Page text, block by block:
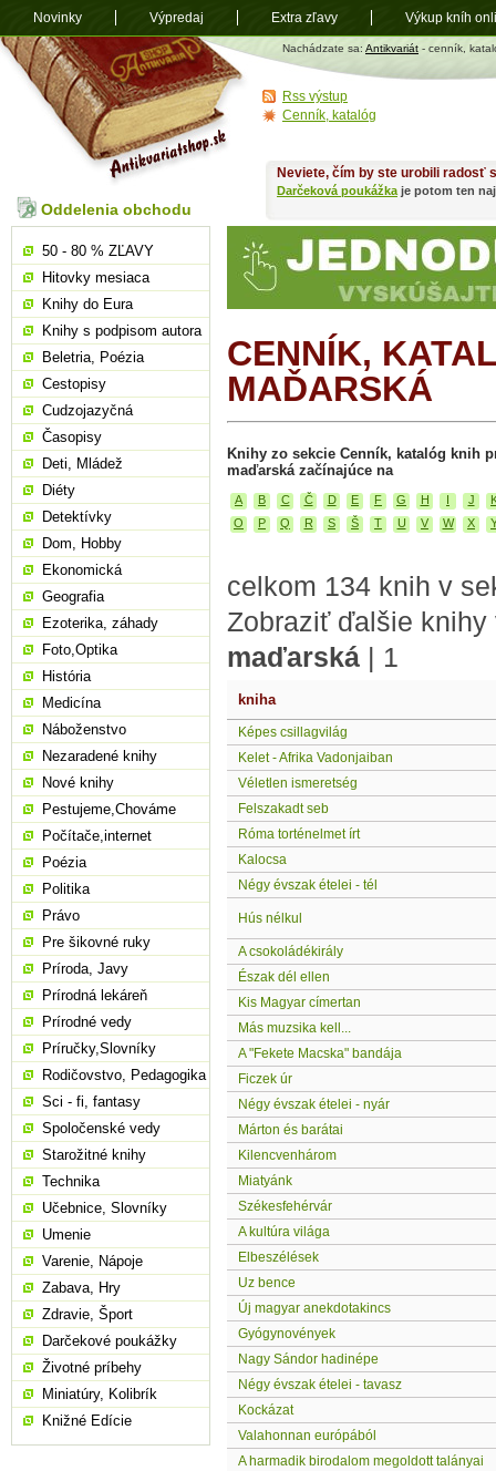
Antikvariát
shop.sk
Nachádzate sa: Antikvariát - cenník,
CENNÍK,
MAĎARSKÁ
Knihy zo sekcie Cenník, katalóg knih
maďarská začínajúce na
A B C Č D E F G H J
O
P Q R S Š T U V W X
celkom 134 knih v
Zobraziť ďalšie
maďarská | 1
kniha
Képes csillagvilág
Kelet - Afrika Vadonjaiban
Véletlen ismeretség
Felszakadt seb
Róma torténelmet írt
Kalocsa
Négy évszak ételei - tél
Hús nélkul
A csokoládékirály
Észak dél ellen
Kis Magyar címertan
Más muzsika kell...
A "Fekete Macska" bandája
Ficzek úr
Négy évszak ételei - nyár
Márton és barátai
Kilencvenhárom
Miatyánk
Székesfehérvár
A kultúra világa
Elbeszélések
Uz bence
Új magyar anekdotakincs
Gyógynovények
Nagy Sándor hadinépe
Négy évszak ételei - tavasz
Kockázat
Valahonnan európából
A harmadik birodalom megoldott talányai
Neviete, čím by ste urobili radosť
Darčeková poukážka je potom ten
Oddelenia obchodu
50 - 80 % ZĽAVY
Hitovky mesiaca
Knihy do Eura
Knihy s podpisom autora
Beletria, Poézia
Cestopisy
Cudzojazyčná
Časopisy
Deti, Mládež
Diéty
Detektívky
Dom, Hobby
Ekonomická
Geografia
Ezoterika, záhady
Foto,Optika
História
Medicína
Náboženstvo
Nezaradené knihy
Nové knihy
Pestujeme,Chováme
Počítače,internet
Poézia
Politika
Právo
Pre šikovné ruky
Príroda, Javy
Prírodná lekáreň
Prírodné vedy
Príručky,Slovníky
Rodičovstvo, Pedagogika
Sci - fi, fantasy
Spoločenské vedy
Starožitné knihy
Technika
Učebnice, Slovníky
Umenie
Varenie, Nápoje
Zabava, Hry
Zdravie, Šport
Darčekové poukážky
Životné príbehy
Miniatúry, Kolibrík
Knižné Edície
Rss výstup
Cenník, katalóg
Novinky Výpredaj Extra zľavy Výkup kníh